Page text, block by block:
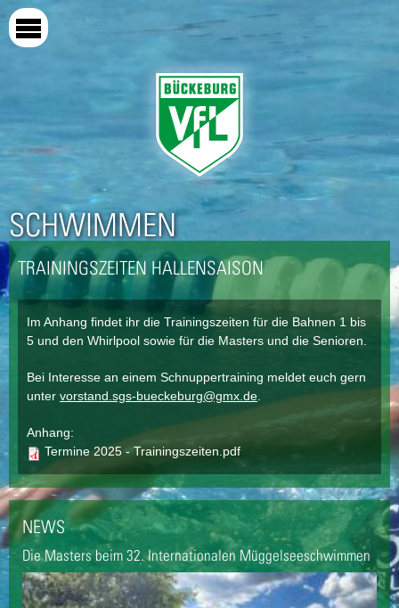
SCHWIMMEN
TRAININGSZEITEN HALLENSAISON
Im Anhang findet ihr die Trainingszeiten für die Bahnen 1 bis
5 und den Whirlpool sowie für die Masters und die Senioren.
Bei Interesse an einem Schnuppertraining meldet euch gern
unter vorstand.sgs-bueckeburg@gmx.de
Anhang:
Termine 2025 - Trainingszeiten.pdf
NEWS
Die Masters beim 32. Internationalen Müggelseeschwimmen